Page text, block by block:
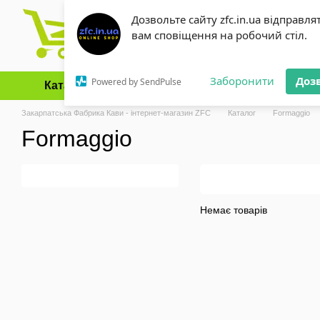
Дозвольте сайту zfc.in.ua
вам сповіщення на робочий стіл.
Powered by SendPulse Заборонити
Перейти до основного контенту
Каталог Оплата і доставка Обмін та повернення
Закарпатська Фабрика Кави - інтернет-магазин ZFC Каталог Formaggio
Formaggio
Немає товарів